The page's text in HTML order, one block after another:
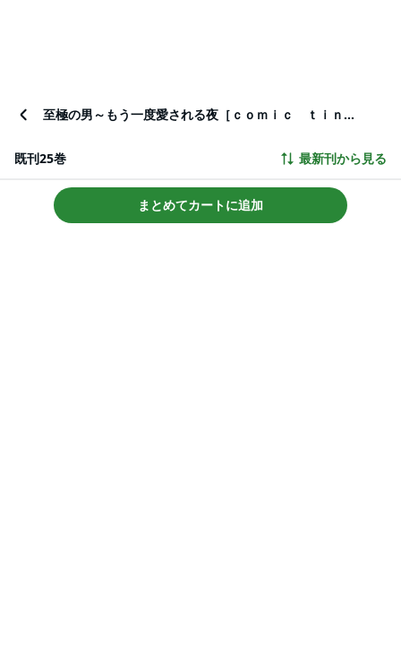
至極の男～もう一度愛される夜［ｃｏｍｉｃ ｔｉｎｔ］ 分冊版
既刊25巻 最新刊から見る
まとめてカートに追加